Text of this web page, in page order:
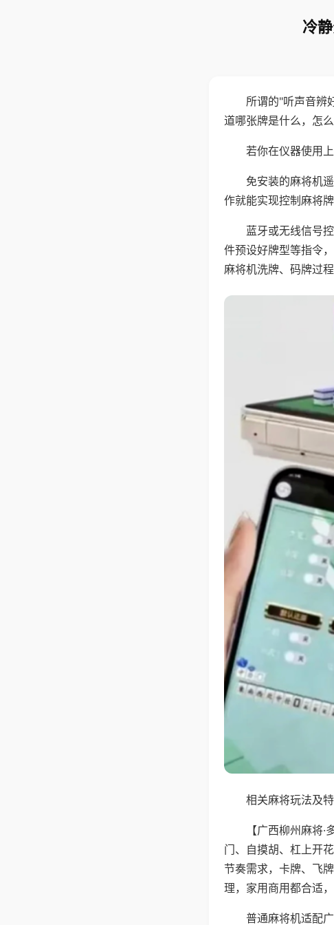
冷
所谓的"听声音辨
道哪张牌是什么，怎
若你在仪器使用
免安装的麻将机
作就能实现控制麻将
蓝牙或无线信号
件预设好牌型等指令
麻将机洗牌、码牌过
相关麻将玩法及
【广西柳州麻将
门、自摸胡、杠上开
节奏需求，卡牌、飞
理，家用商用都合适
普通麻将机适配